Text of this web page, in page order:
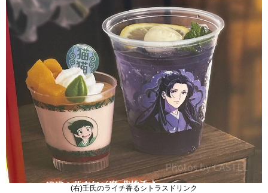
(右)壬氏のライチ香るシトラスドリンク